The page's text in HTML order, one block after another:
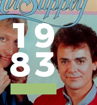
1 9
83